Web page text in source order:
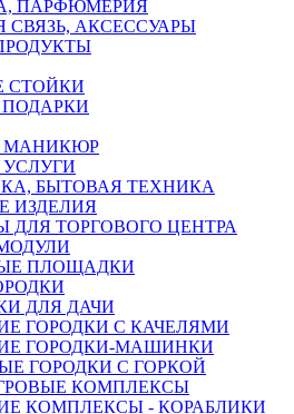
ПАРФЮМЕРИЯ
СВЯЗЬ, АКСЕССУАРЫ
СТОЙКИ
МАНИКЮР
УСЛУГИ
БЫТОВАЯ ТЕХНИКА
ИЗДЕЛИЯ
ДЛЯ ТОРГОВОГО ЦЕНТРА
ПЛОЩАДКИ
ДЛЯ ДАЧИ
ГОРОДКИ С КАЧЕЛЯМИ
ГОРОДКИ-МАШИНКИ
ГОРОДКИ С ГОРКОЙ
КОМПЛЕКСЫ
КОМПЛЕКСЫ - КОРАБЛИКИ